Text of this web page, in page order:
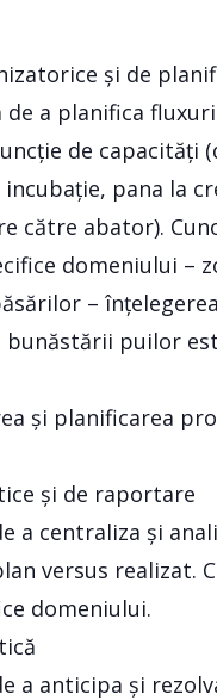
și de
de a planifica
de capacități
pana la
către abator).
domeniului –
–
bunăstării puilor
și planificarea
și de raportare
a centraliza și
versus realizat.
domeniului.
a anticipa și